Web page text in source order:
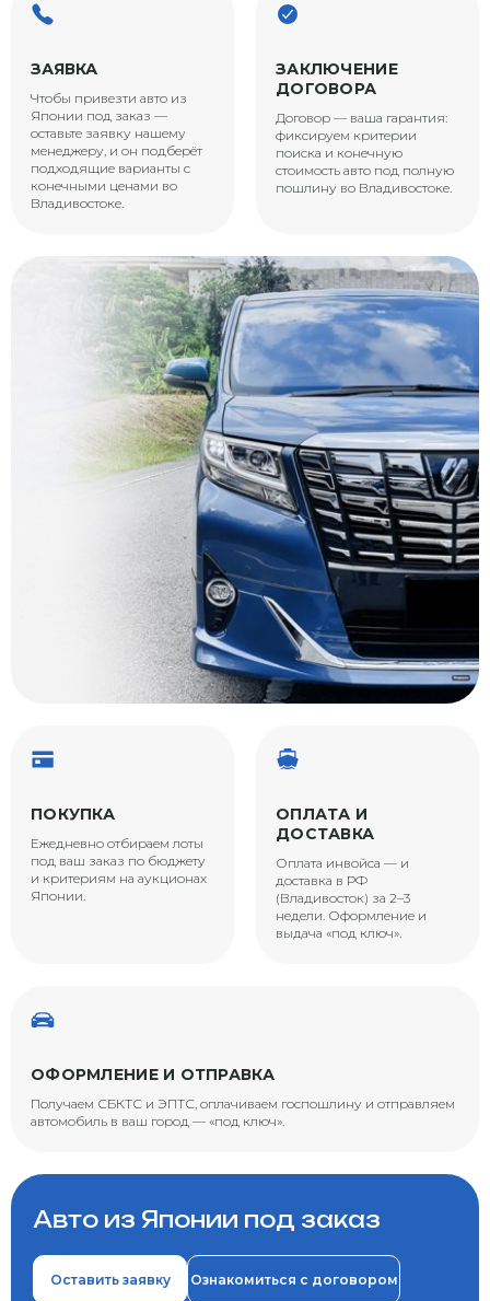
ЗАЯВКА
Чтобы привезти авто из
Японии под заказ —
оставьте заявку нашему
менеджеру, и он подберёт
подходящие варианты с
конечными ценами во
Владивостоке.
ЗАКЛЮЧЕНИЕ
ДОГОВОРА
Договор — ваша гарантия:
фиксируем критерии
поиска и конечную
стоимость авто под полную
пошлину во Владивостоке.
ПОКУПКА
Ежедневно отбираем лоты
под ваш заказ по бюджету
и критериям на аукционах
Японии.
ОПЛАТА И
ДОСТАВКА
Оплата инвойса — и
доставка в РФ
(Владивосток) за 2–3
недели. Оформление и
выдача «под ключ».
ОФОРМЛЕНИЕ И ОТПРАВКА
Получаем СБКТС и ЭПТС, оплачиваем госпошлину и отправляем
автомобиль в ваш город — «под ключ».
Авто из Японии под заказ
Оставить заявку Ознакомиться с договором